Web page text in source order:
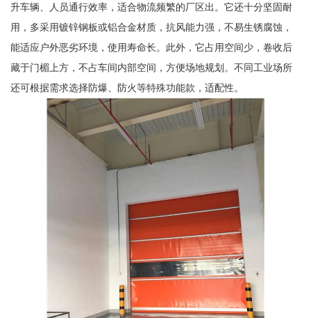
升车辆、人员通行效率，适合物流频繁的厂区出。它还十分坚固耐
用，多采用镀锌钢板或铝合金材质，抗风能力强，不易生锈腐蚀，
能适应户外恶劣环境，使用寿命长。此外，它占用空间少，卷收后
藏于门楣上方，不占车间内部空间，方便场地规划。不同工业场所
还可根据需求选择防爆、防火等特殊功能款，适配性。